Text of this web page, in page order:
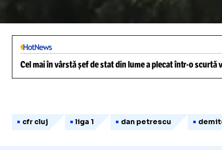
Cel mai în vârstă șef de stat din lume a plecat într-o scurtă
cfr cluj liga 1 dan petrescu